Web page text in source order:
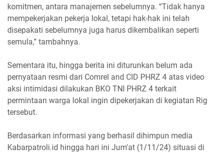
komitmen, antara manajemen sebelumnya. “Tidak hanya
mempekerjakan pekerja lokal, tetapi hak-hak ini telah
disepakati sebelumnya juga harus dikembalikan seperti
semula,” tambahnya.
Sementara itu, hingga berita ini diturunkan belum ada
pernyataan resmi dari Comrel and CID PHRZ 4 atas video
aksi intimidasi dilakukan BKO TNI PHRZ 4 terkait
permintaan warga lokal ingin dipekerjakan di kegiatan Rig
tersebut.
Berdasarkan informasi yang berhasil dihimpun media
Kabarpatroli.id hingga hari ini Jum'at (1/11/24) situasi di